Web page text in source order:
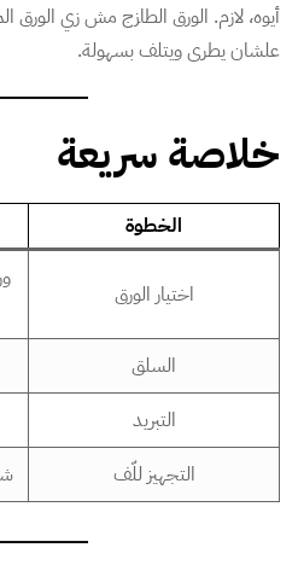
أيوه، لازم. الورق الطازج مش زي الورق
علشان يطرى ويتلف بسهولة.
خلاصة سريعة
الخطوة
اختيار الورق
السلق
التبريد
التجهيز للّف